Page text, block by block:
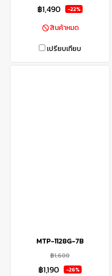
฿1,490 -22%
สินค้าหมด
เปรียบเทียบ
MTP-1128G-7B
฿1,600
฿1,190 -26%